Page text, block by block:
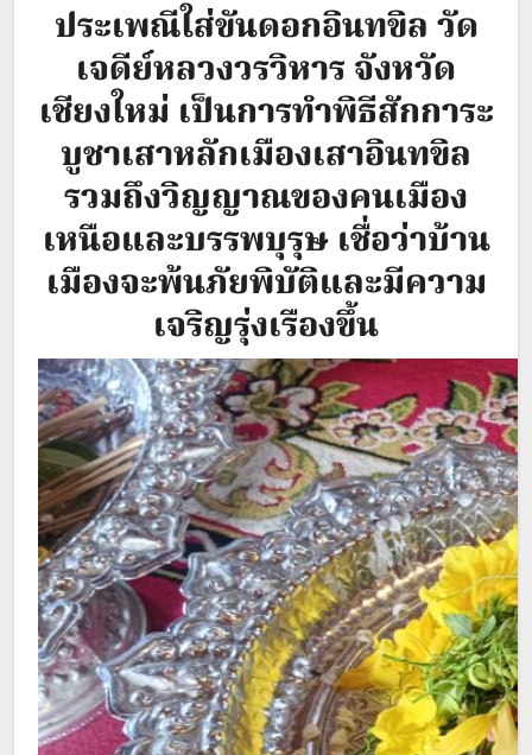
ประเพณีใส่ขันดอกอินทขิล วัด
เจดีย์หลวงวรวิหาร จังหวัด
เชียงใหม่ เป็นการทำพิธีสักการะ
บูชาเสาหลักเมืองเสาอินทขิล
รวมถึงวิญญาณของคนเมือง
เหนือและบรรพบุรุษ เชื่อว่าบ้าน
เมืองจะพ้นภัยพิบัติและมีความ
เจริญรุ่งเรืองขึ้น